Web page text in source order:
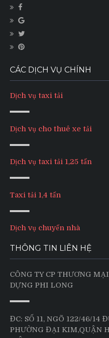
CÁC DỊCH VỤ CHÍNH
Dịch vụ taxi tải
Dịch vụ cho thuê xe tải
Dịch vụ taxi tải 1,25 tấn
Taxi tải 1,4 tấn
Dịch vụ chuyển nhà
THÔNG TIN LIÊN HỆ
CÔNG TY CP THƯƠNG
DỰNG PHI LONG
ĐC: SỐ 11, NGÕ 122/46/14
PHƯỜNG ĐẠI KIM,QUẬN